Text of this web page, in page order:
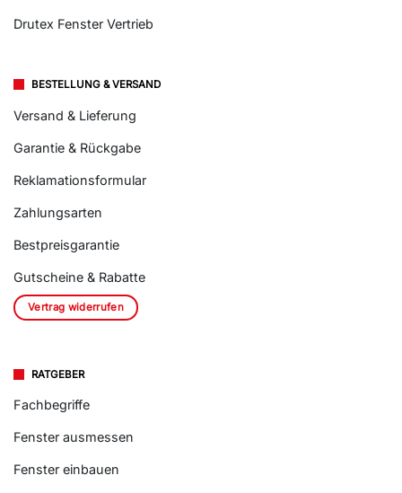
Drutex Fenster Vertrieb
BESTELLUNG & VERSAND
Versand & Lieferung
Garantie & Rückgabe
Reklamationsformular
Zahlungsarten
Bestpreisgarantie
Gutscheine & Rabatte
Vertrag widerrufen
RATGEBER
Fachbegriffe
Fenster ausmessen
Fenster einbauen